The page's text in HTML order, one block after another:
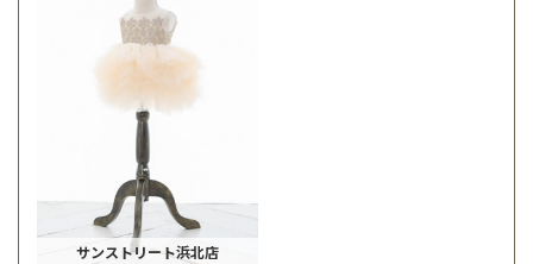
サンストリート浜北店